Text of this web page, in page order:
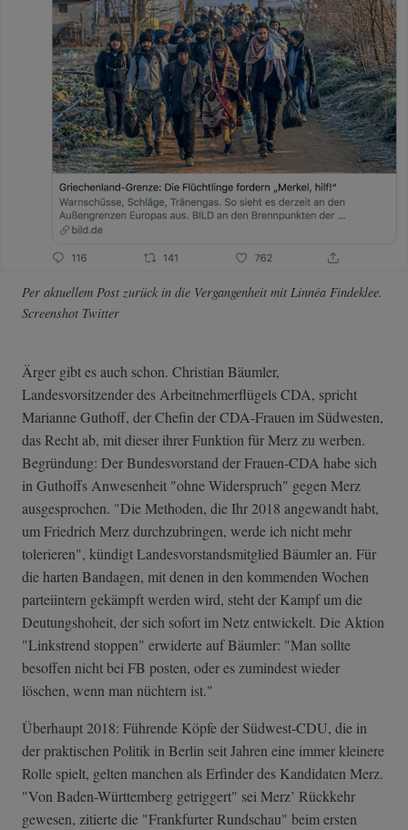
Per aktuellem Post zurück in die Vergangenheit mit Linnéa Findeklee.
Screenshot Twitter
Ärger gibt es auch schon. Christian Bäumler,
Landesvorsitzender des Arbeitnehmerflügels CDA, spricht
Marianne Guthoff, der Chefin der CDA-Frauen im Südwesten,
das Recht ab, mit dieser ihrer Funktion für Merz zu werben.
Begründung: Der Bundesvorstand der Frauen-CDA habe sich
in Guthoffs Anwesenheit "ohne Widerspruch" gegen Merz
ausgesprochen. "Die Methoden, die Ihr 2018 angewandt habt,
um Friedrich Merz durchzubringen, werde ich nicht mehr
tolerieren", kündigt Landesvorstandsmitglied Bäumler an. Für
die harten Bandagen, mit denen in den kommenden Wochen
parteiintern gekämpft werden wird, steht der Kampf um die
Deutungshoheit, der sich sofort im Netz entwickelt. Die Aktion
"Linkstrend stoppen" erwiderte auf Bäumler: "Man sollte
besoffen nicht bei FB posten, oder es zumindest wieder
löschen, wenn man nüchtern ist."
Überhaupt 2018: Führende Köpfe der Südwest-CDU, die in
der praktischen Politik in Berlin seit Jahren eine immer kleinere
Rolle spielt, gelten manchen als Erfinder des Kandidaten Merz.
"Von Baden-Württemberg getriggert" sei Merz’ Rückkehr
gewesen, zitierte die "Frankfurter Rundschau" beim ersten